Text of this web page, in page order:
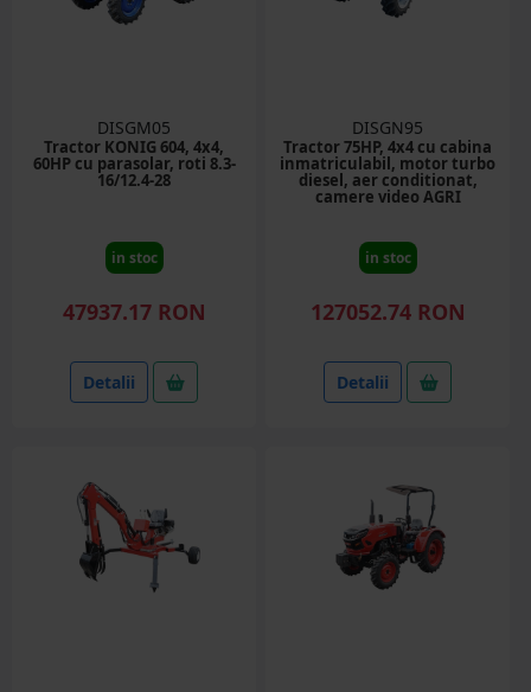
DISGM05
Tractor KONIG 604, 4x4,
60HP cu parasolar, roti 8.3-
16/12.4-28
in stoc
47937.17 RON
Detalii
DISGN95
Tractor 75HP, 4x4 cu cabina
inmatriculabil, motor turbo
diesel, aer conditionat,
camere video AGRI
in stoc
127052.74 RON
Detalii